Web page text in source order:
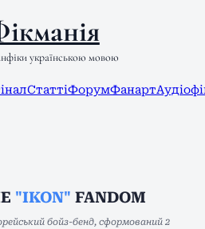
українською мовою
СтаттіФорумФанарт
"IKON" FANDOM
бойз-бенд, сформований 2